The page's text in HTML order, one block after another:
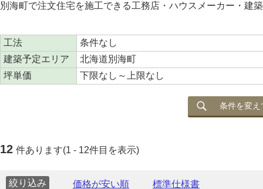
別海町で注文住宅を施工できる工務店・ハウスメーカー・建
工法
条件なし
建築予定エリア
北海道別海町
坪単価
下限なし～上限なし
条件を変え
12 件あります(1 - 12件目を表示)
絞り込み